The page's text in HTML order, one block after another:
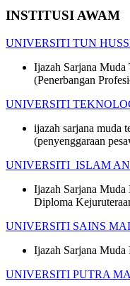
INSTITUSI AWAM
UNIVERSITI TUN
Ijazah Sarjana
(Penerbangan
UNIVERSITI
ijazah sarjana muda
(penyenggaraan
UNIVERSITI ISLAM
Ijazah Sarjana
Diploma
UNIVERSITI SAINS
Ijazah Sarjana
UNIVERSITI PUTRA